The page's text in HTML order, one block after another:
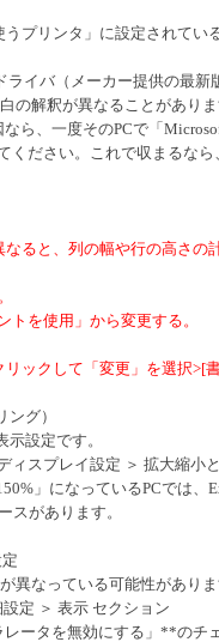
プリンタ」に設定されてい
ライバ（メーカー提供の最新
の解釈が異なることがありま
ら、一度そのPCで「
ください。これで収まるな
ると、列の幅や行の高さの
トを使用」から変更する。
ックして「変更」を選択>[
グ）
設定です。
ィスプレイ設定 ＞ 拡大縮小
」になっているPCでは、
スがあります。
異なっている可能性がありま
定 ＞ 表示 セクション
ータを無効にする」**のチ